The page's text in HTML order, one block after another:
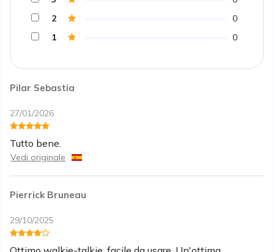
Pilar Sebastia
27/01/2026
Tutto bene.
Vedi originale
Pierrick Bruneau
29/10/2025
2
0
1
0